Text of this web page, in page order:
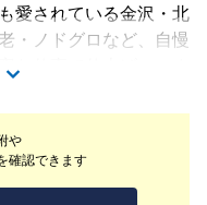
や
確認できます
愛されている金沢・北
・ノドグロなど、自慢
な仕事で仕上げ、つま
町から徒歩数分という
喧騒とは隔絶した趣の
ださい。